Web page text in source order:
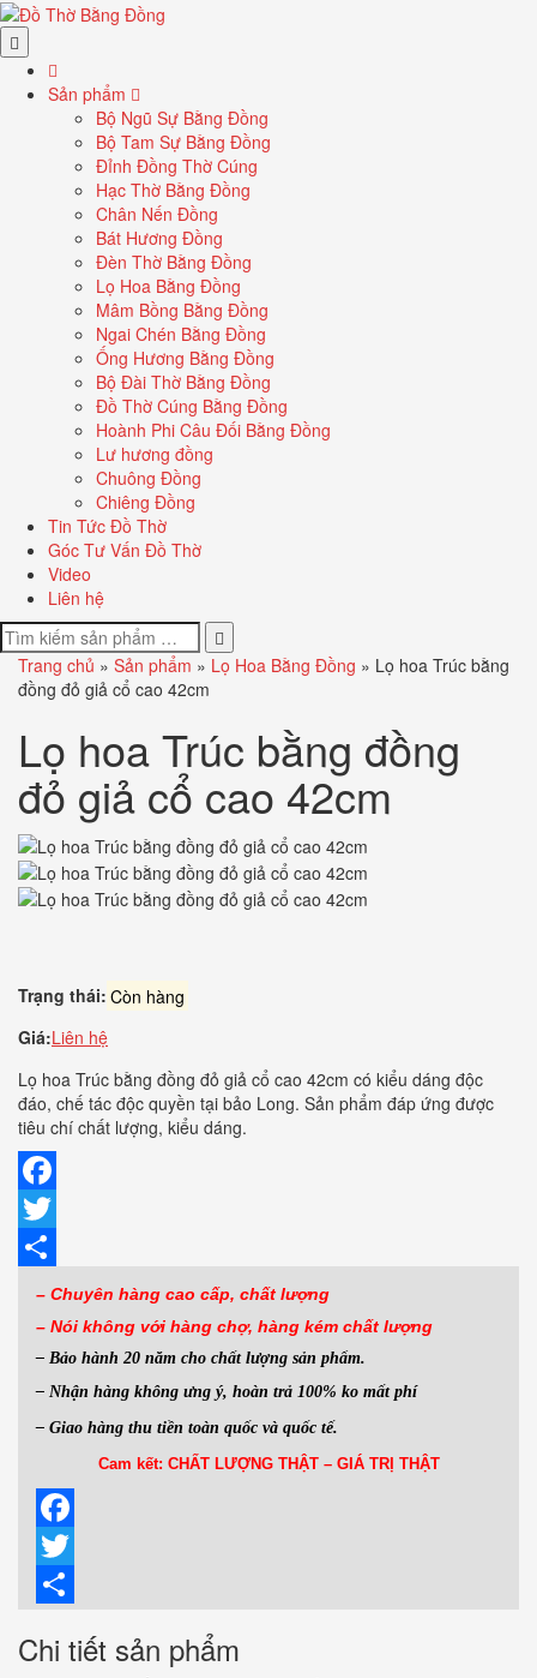
Sản phẩm
Bộ Ngũ Sự Bằng Đồng
Bộ Tam Sự Bằng Đồng
Đỉnh Đồng Thờ Cúng
Hạc Thờ Bằng Đồng
Chân Nến Đồng
Bát Hương Đồng
Đèn Thờ Bằng Đồng
Lọ Hoa Bằng Đồng
Mâm Bồng Bằng Đồng
Ngai Chén Bằng Đồng
Ống Hương Bằng Đồng
Bộ Đài Thờ Bằng Đồng
Đồ Thờ Cúng Bằng Đồng
Hoành Phi Câu Đối Bằng Đồng
Lư hương đồng
Chuông Đồng
Chiêng Đồng
Tin Tức Đồ Thờ
Góc Tư Vấn Đồ Thờ
Video
Liên hệ
Trang chủ » Sản phẩm » Lọ Hoa Bằng Đồng » Lọ hoa Trúc bằng
đồng đỏ giả cổ cao 42cm
Lọ hoa Trúc bằng đồng
đỏ giả cổ cao 42cm
Trạng thái: Còn hàng
Giá:Liên hệ
Lọ hoa Trúc bằng đồng đỏ giả cổ cao 42cm có kiểu dáng độc
đáo, chế tác độc quyền tại bảo Long. Sản phẩm đáp ứng được
tiêu chí chất lượng, kiểu dáng.
Facebook
Twitter
Share
– Chuyên hàng cao cấp, chất lượng
– Nói không với hàng chợ, hàng kém chất lượng
– Bảo hành 20 năm cho chất lượng sản phẩm.
– Nhận hàng không ưng ý, hoàn trả 100% ko mất phí
– Giao hàng thu tiền toàn quốc và quốc tế.
Cam kết: CHẤT LƯỢNG THẬT – GIÁ TRỊ THẬT
Facebook
Twitter
Chi tiết sản phẩm